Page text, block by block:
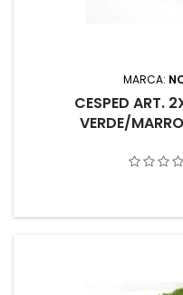
MARCA:
CESPED ART.
VERDE/